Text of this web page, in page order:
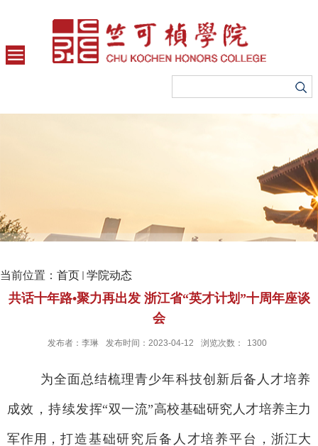
当前位置： 首页 学院动态
共话十年路•聚力再出发 浙江省“英才计划”十周年座谈
会
发布者：李琳 发布时间：2023-04-12 浏览次数： 1300
为全面总结梳理青少年科技创新后备人才培养
成效，持续发挥“双一流”高校基础研究人才培养主力
军作用，打造基础研究后备人才培养平台 ，浙江大